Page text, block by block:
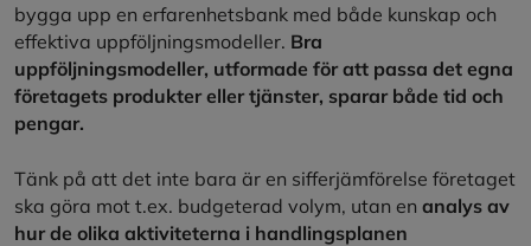
bygga upp en erfarenhetsbank med både kunskap och
effektiva uppföljningsmodeller. Bra
uppföljningsmodeller, utformade för att passa det egna
företagets produkter eller tjänster, sparar både tid och
pengar.
Tänk på att det inte bara är en sifferjämförelse företaget
ska göra mot t.ex. budgeterad volym, utan en analys av
hur de olika aktiviteterna i handlingsplanen